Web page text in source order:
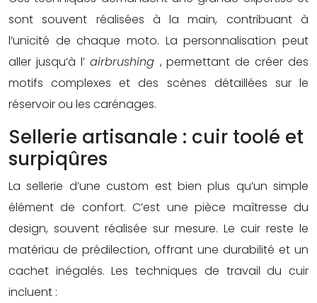
sont souvent réalisées à la main, contribuant à
l’unicité de chaque moto. La personnalisation peut
aller jusqu’à l’ airbrushing , permettant de créer des
motifs complexes et des scènes détaillées sur le
réservoir ou les carénages.
Sellerie artisanale : cuir toolé et
surpiqûres
La sellerie d’une custom est bien plus qu’un simple
élément de confort. C’est une pièce maîtresse du
design, souvent réalisée sur mesure. Le cuir reste le
matériau de prédilection, offrant une durabilité et un
cachet inégalés. Les techniques de travail du cuir
incluent :